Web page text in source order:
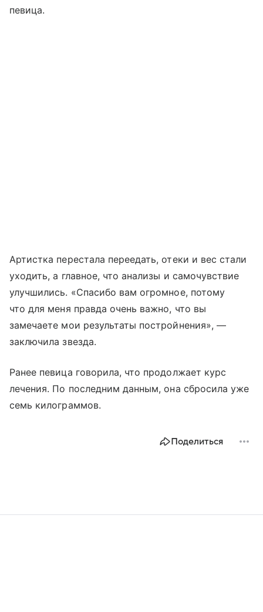
певица.
Артистка перестала переедать, отеки и вес стали
уходить, а главное, что анализы и самочувствие
улучшились. «Спасибо вам огромное, потому
что для меня правда очень важно, что вы
замечаете мои результаты постройнения», —
заключила звезда.
Ранее певица говорила, что продолжает курс
лечения. По последним данным, она сбросила уже
семь килограммов.
Поделиться